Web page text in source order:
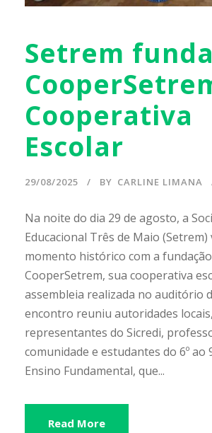
Setrem
Cooperativa
Escolar
29/08/2025 BY CARLINE LIMANA
Na noite do dia 29 de agosto, a
Educacional Três de Maio (Setrem)
momento histórico com a
CooperSetrem, sua cooperativa
assembleia realizada no auditório
encontro reuniu autoridades locais,
representantes do Sicredi,
comunidade e estudantes do 6º ao
Ensino Fundamental, que...
Read More